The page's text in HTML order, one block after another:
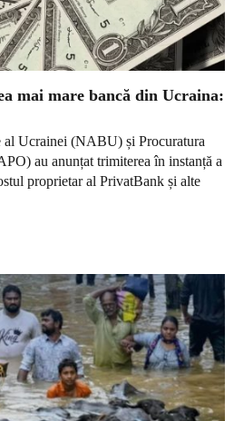
mai mare bancă din Ucraina:
Ucrainei (NABU) și Procuratura
au anunțat trimiterea în instanță a
proprietar al PrivatBank și alte